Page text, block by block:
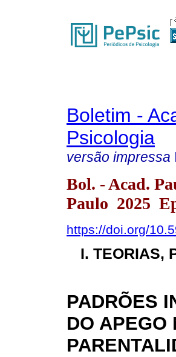
Boletim -
Psicologia
versão impressa
Bol. - Acad.
Paulo 2025
https://doi.org/
I. TEORIAS,
PADRÕES
DO APEGO